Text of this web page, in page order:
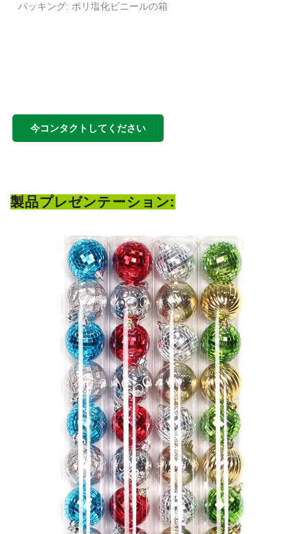
パッキング: ポリ塩化ビニールの箱
今コンタクトしてください
製品プレゼンテーション: